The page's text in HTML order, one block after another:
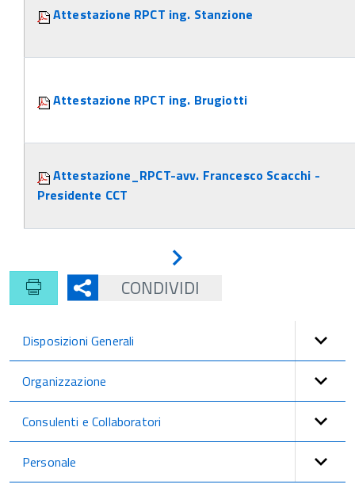
Attestazione RPCT ing. Stanzione
Attestazione RPCT ing. Brugiotti
Attestazione_RPCT-avv. Francesco Scacchi -
Presidente CCT
CONDIVIDI
Disposizioni Generali
Organizzazione
Consulenti e Collaboratori
Personale